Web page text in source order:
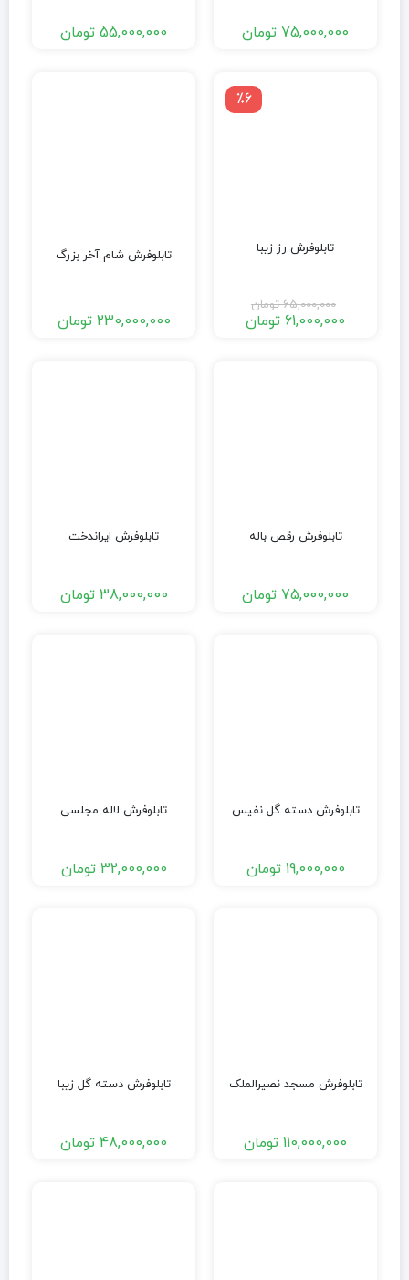
75,000,000 تومان 55,000,000 تومان
٪6
تابلوفرش رز زیبا
65,000,000 تومان
61,000,000 تومان
تابلوفرش شام آخر بزرگ
230,000,000 تومان
تابلوفرش رقص باله
75,000,000 تومان
تابلوفرش ایراندخت
38,000,000 تومان
تابلوفرش دسته گل نفیس
19,000,000 تومان
تابلوفرش لاله مجلسی
32,000,000 تومان
تابلوفرش مسجد نصیرالملک
110,000,000 تومان
تابلوفرش دسته گل زیبا
48,000,000 تومان